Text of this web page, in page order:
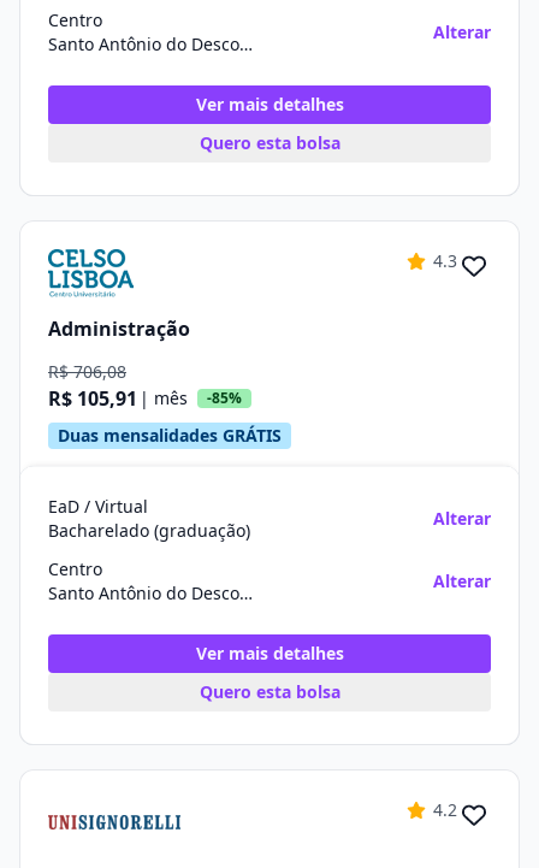
Centro
Santo Antônio do Descoberto/GO
Alterar
Ver mais detalhes
Quero esta bolsa
4.3
Administração
R$ 706,08
R$ 105,91 | mês -85%
Duas mensalidades GRÁTIS
EaD / Virtual
Bacharelado (graduação)
Alterar
Centro
Santo Antônio do Descoberto/GO
Alterar
Ver mais detalhes
Quero esta bolsa
4.2